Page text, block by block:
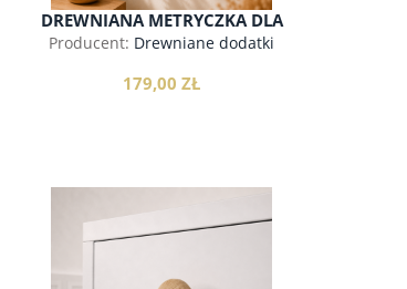
DREWNIANA METRYCZKA DLA
DZIECKA
Producent: Drewniane dodatki
179,00 ZŁ
do koszyka